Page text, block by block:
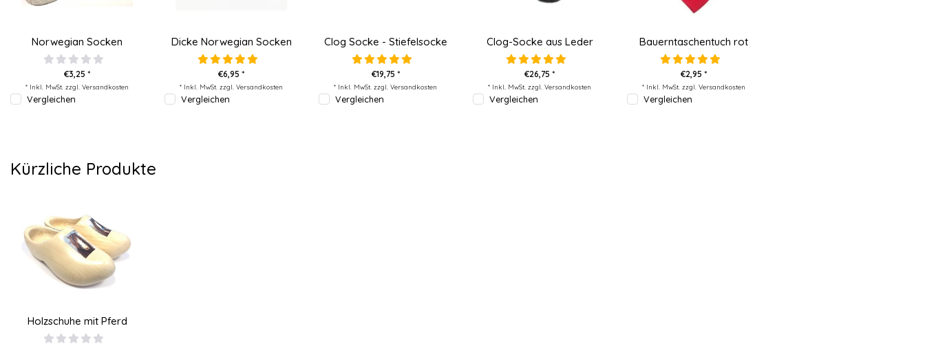
Norwegian Socken
€3,25 *
* Inkl. MwSt. zzgl. Versandkosten
Vergleichen
Dicke Norwegian Socken
€6,95 *
* Inkl. MwSt. zzgl. Versandkosten
Vergleichen
Clog Socke - Stiefelsocke
€19,75 *
* Inkl. MwSt. zzgl. Versandkosten
Vergleichen
Clog-Socke aus Leder
€26,75 *
* Inkl. MwSt. zzgl. Versandkosten
Vergleichen
Bauerntaschentuch rot
€2,95 *
* Inkl. MwSt. zzgl. Versandkosten
Vergleichen
Kürzliche Produkte
Holzschuhe mit Pferd